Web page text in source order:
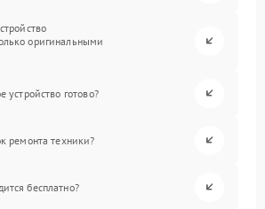
оригинальными
устройство готово?
ремонта техники?
бесплатно?